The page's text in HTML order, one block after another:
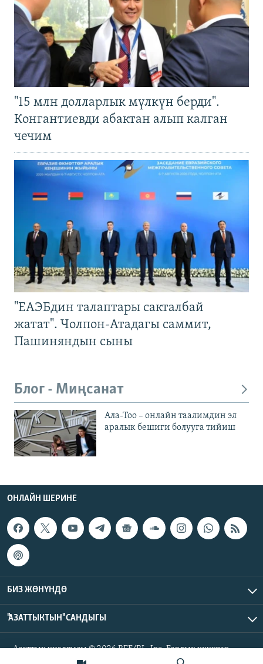
"15 млн долларлык мүлкүн берди".
Конгантиевди абактан алып калган
чечим
"ЕАЭБдин талаптары сакталбай
жатат". Чолпон-Атадагы саммит,
Пашиняндын сыны
Блог - Миңсанат
Ала-Тоо – онлайн таалимдин эл
аралык бешиги болууга тийиш
ОНЛАЙН ШЕРИНЕ
БИЗ ЖӨНҮНДӨ
"АЗАТТЫКТЫН" САНДЫГЫ
Азаттык үналгысы © 2026 RFE/RL, Inc. Бардык укуктар